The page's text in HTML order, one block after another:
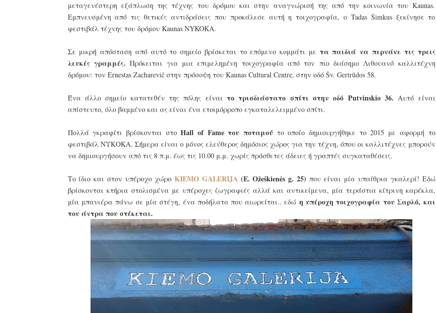
μεταγενέστερη εξάπλωση της τέχνης του δρόμου και στην αναγνώρισή της από την κοινωνία του Kaunas.
Εμπνευσμένη από τις θετικές αντιδράσεις που προκάλεσε αυτή η τοιχογραφία, ο Tadas Šimkus ξεκίνησε το
φεστιβάλ τέχνης του δρόμου Kaunas NYKOKA.
Σε μικρή απόσταση από αυτό το σημείο βρίσκεται το επόμενο κομμάτι με τα παιδιά να περνάνε τις τρεις
λευκές γραμμές. Πρόκειται για μια επιμελημένη τοιχογραφία από τον πιο διάσημο Λιθουανό καλλιτέχνη
δρόμου: τον Ernestas Zacharevič στην πρόσοψη του Kaunas Cultural Centre, στην οδό Šv. Gertrūdos 58.
Ένα άλλο σημείο κατατεθέν της πόλης είναι το τρισδιάστατο σπίτι στην οδό Putvinskio 36.Αυτό είναι
απίστευτο, όλο βαμμένο και ας είναι ένα ετοιμόρροπο εγκαταλελειμμένο σπίτι.
Πολλά γκραφίτι βρίσκονται στοHall of Fame του ποταμού το οποίο δημιουργήθηκε το 2015 με αφορμή το
φεστιβάλ ΝΥΚΟΚΑ. Σήμερα είναι ο μόνος ελεύθερος δημόσιος χώρος για την τέχνη, όπου οι καλλιτέχνες μπορούν
να δημιουργήσουν από τις 8 π.μ. έως τις 10.00 μ.μ. χωρίς πρόσθετες άδειες ή γραπτές συγκαταθέσεις.
Το ίδιο και στον υπέροχο χώρο KIEMO GΑLERIJA(E. Ožeškienės g. 25) που είναι μία υπαίθρια γκαλερί! Εδώ
βρίσκονται κτήρια στολισμένα με υπέροχες ζωγραφιές αλλά και αντικείμενα, μία τεράστια κίτρινη καρέκλα,
μία μπανιέρα πάνω σε μία στέγη, ένα ποδήλατο που αιωρείται.. εδώ η υπέροχη τοιχογραφία του Σαρλό, και
του άντρα που στέκεται.